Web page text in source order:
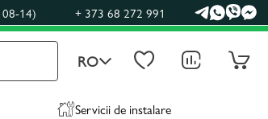
14) + 373 68 272 991
RO
Servicii de instalare